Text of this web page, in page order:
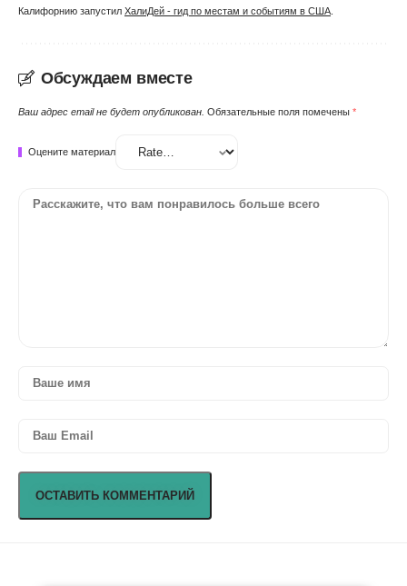
Калифорнию запустил ХалиДей - гид по местам и событиям в США
Обсуждаем вместе
Ваш адрес email не будет опубликован. Обязательные поля помечены *
Оцените материал